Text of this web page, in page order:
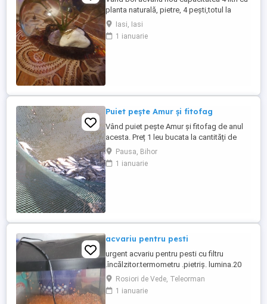
planta naturală, pietre, 4 pești,totul la
pachet preț fix
Iasi, Iasi
1 ianuarie
Puiet pește Amur și fitofag
Vând puiet pește Amur și fitofag de anul
acesta. Preț 1 leu bucata la cantități de
peste 1001 buc. 1,50 bucata la cantități
între 500-1000 buc 2, lei bucata la cantități
sub 500 buc Puietul de pește are între 2 și
Pausa, Bihor
1 ianuarie
acvariu pentru pesti
urgent acvariu pentru pesti cu filtru
.încălzitor.termometru .pietriș. lumina.20
litri.Rosiori de Vede, Teleorman
1 ianuarie